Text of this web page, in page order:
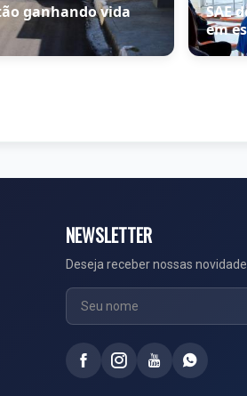
ganhando vida
SAE
em
NEWSLETTER
Deseja receber nossas